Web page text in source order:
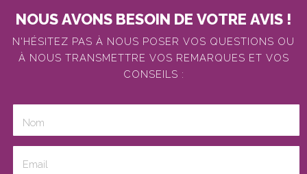
NOUS AVONS BESOIN DE VOTRE AVIS !
N'HÉSITEZ PAS À NOUS POSER VOS QUESTIONS OU
À NOUS TRANSMETTRE VOS REMARQUES ET VOS
CONSEILS :